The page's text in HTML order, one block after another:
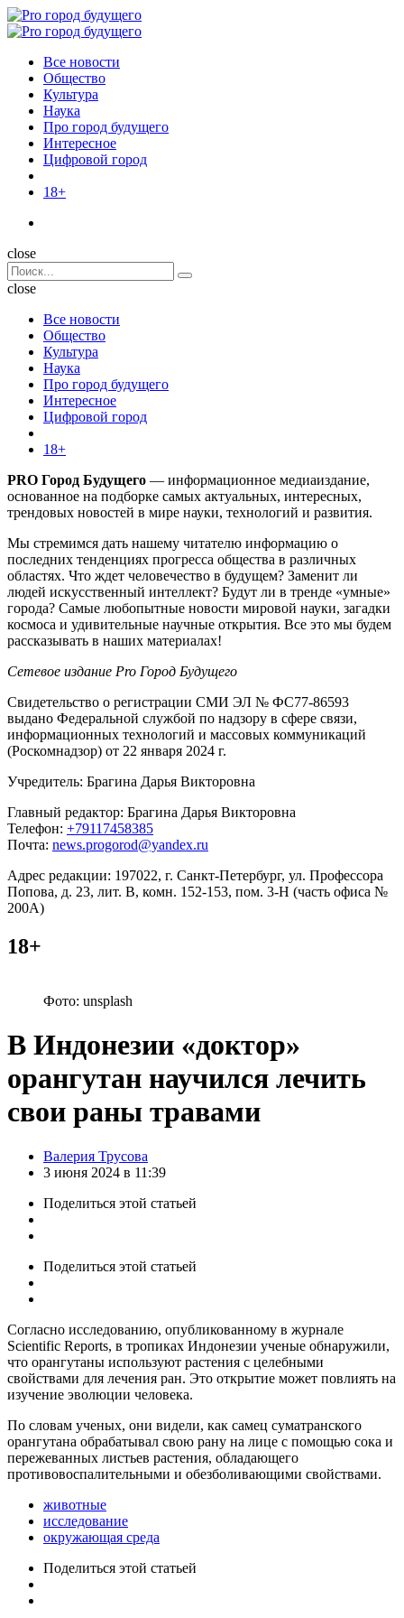
Menu
Поиск
Menu
Pro
Все новости
Общество
Культура
Наука
Про город будущего
Интересное
Цифровой город
18+
Поиск
close
Search
for:
Поиск
close
Все новости
Общество
Культура
Наука
Про город будущего
Интересное
Цифровой город
18+
PRO Город Будущего — информационное медиаиздание,
основанное на подборке самых актуальных, интересных,
трендовых новостей в мире науки, технологий и развития.
Мы стремимся дать нашему читателю информацию о
последних тенденциях прогресса общества в различных
областях. Что ждет человечество в будущем? Заменит ли
людей искусственный интеллект? Будут ли в тренде «умные»
города? Самые любопытные новости мировой науки, загадки
космоса и удивительные научные открытия. Все это мы будем
рассказывать в наших материалах!
Сетевое издание Pro Город Будущего
Свидетельство о регистрации СМИ ЭЛ № ФС77-86593
выдано Федеральной службой по надзору в сфере связи,
информационных технологий и массовых коммуникаций
(Роскомнадзор) от 22 января 2024 г.
Учредитель: Брагина Дарья Викторовна
Главный редактор: Брагина Дарья Викторовна
Телефон: +79117458385
Почта: news.progorod@yandex.ru
Адрес редакции: 197022, г. Санкт-Петербург, ул. Профессора
Попова, д. 23, лит. В, комн. 152-153, пом. 3-Н (часть офиса №
200А)
18+
Фото: unsplash
В Индонезии «доктор»
орангутан научился лечить
свои раны травами
Posted
by
Валерия Трусова
3 июня 2024 в 11:39
Поделиться этой статьей
Поделиться этой статьей
Согласно исследованию, опубликованному в журнале
Scientific Reports, в тропиках Индонезии ученые обнаружили,
что орангутаны используют растения с целебными
свойствами для лечения ран. Это открытие может повлиять на
изучение эволюции человека.
По словам ученых, они видели, как самец суматранского
орангутана обрабатывал свою рану на лице с помощью сока и
пережеванных листьев растения, обладающего
противовоспалительными и обезболивающими свойствами.
животные
исследование
окружающая среда
Поделиться этой статьей